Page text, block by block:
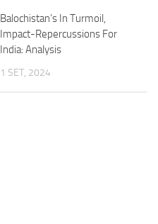
Balochistan’s In Turmoil,
Impact-Repercussions For
India: Analysis
1 SET, 2024